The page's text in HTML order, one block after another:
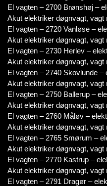
El vagten – 2700 Brønshøj –
Akut elektriker døgnvagt, vagt
El vagten – 2720 Vanløse –
Akut elektriker døgnvagt, vagt
El vagten – 2730 Herlev –
Akut elektriker døgnvagt, vagt
El vagten – 2740 Skovlunde
Akut elektriker døgnvagt, vagt
El vagten – 2750 Ballerup –
Akut elektriker døgnvagt, vagt
El vagten – 2760 Måløv –
Akut elektriker døgnvagt, vagt
El vagten – 2765 Smørum –
Akut elektriker døgnvagt, vagt
El vagten – 2770 Kastrup –
Akut elektriker døgnvagt, vagt
El vagten – 2791 Dragør –